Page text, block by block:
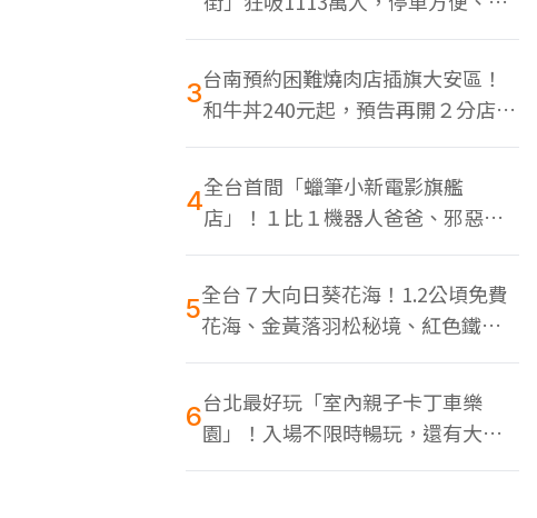
色美食多
3台南預約困難燒肉店插旗大安區！
和牛丼240元起，預告再開２分店、
地點曝光
4全台首間「蠟筆小新電影旗艦
店」！１比１機器人爸爸、邪惡正
男，百款周邊買翻
5全台７大向日葵花海！1.2公頃免費
花海、金黃落羽松秘境、紅色鐵橋
同框
6台北最好玩「室內親子卡丁車樂
園」！入場不限時暢玩，還有大螢
幕Switch遊戲區